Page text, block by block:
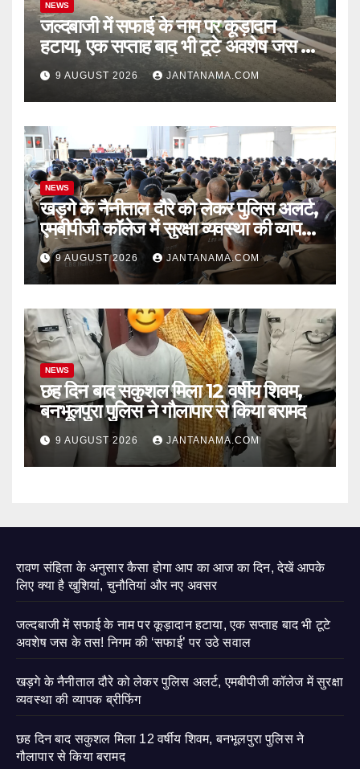
NEWS
जल्दबाजी में सफाई के नाम पर कूड़ादान
हटाया, एक सप्ताह बाद भी टूटे अवशेष जस के
तस! निगम की ‘सफाई’ पर उठे सवाल
9 AUGUST 2026 JANTANAMA.COM
NEWS
खड़गे के नैनीताल दौरे को लेकर पुलिस अलर्ट,
एमबीपीजी कॉलेज में सुरक्षा व्यवस्था की व्यापक
ब्रीफिंग
9 AUGUST 2026 JANTANAMA.COM
NEWS
छह दिन बाद सकुशल मिला 12 वर्षीय शिवम,
बनभूलपुरा पुलिस ने गौलापार से किया बरामद
9 AUGUST 2026 JANTANAMA.COM
रावण संहिता के अनुसार कैसा होगा आप का आज का दिन, देखें आपके
लिए क्या है खुशियां, चुनौतियां और नए अवसर
जल्दबाजी में सफाई के नाम पर कूड़ादान हटाया, एक सप्ताह बाद भी टूटे
अवशेष जस के तस! निगम की ‘सफाई’ पर उठे सवाल
खड़गे के नैनीताल दौरे को लेकर पुलिस अलर्ट, एमबीपीजी कॉलेज में सुरक्षा
व्यवस्था की व्यापक ब्रीफिंग
छह दिन बाद सकुशल मिला 12 वर्षीय शिवम, बनभूलपुरा पुलिस ने
गौलापार से किया बरामद